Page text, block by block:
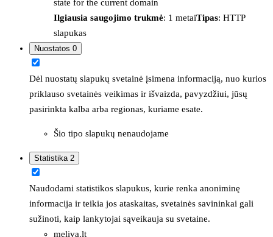
state for the current domain
Ilgiausia saugojimo trukmė: 1 metaiTipas: HTTP
slapukas
Nuostatos 0
Dėl nuostatų slapukų svetainė įsimena informaciją, nuo kurios
priklauso svetainės veikimas ir išvaizda, pavyzdžiui, jūsų
pasirinkta kalba arba regionas, kuriame esate.
Šio tipo slapukų nenaudojame
Statistika 2
Naudodami statistikos slapukus, kurie renka anoniminę
informacija ir teikia jos ataskaitas, svetainės savininkai gali
sužinoti, kaip lankytojai sąveikauja su svetaine.
meliva.lt